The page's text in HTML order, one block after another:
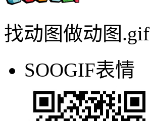
找动图做动图.gif
SOOGIF表情